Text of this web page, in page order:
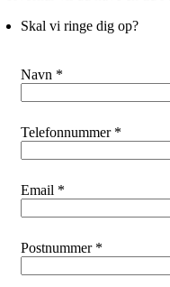
Skal vi ringe dig op?
Navn *
Telefonnummer *
Email *
Postnummer *